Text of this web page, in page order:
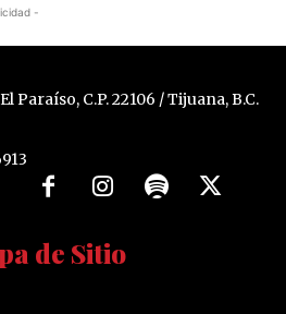
-
Paraíso, C.P. 22106 / Tijuana, B.C.
de Sitio